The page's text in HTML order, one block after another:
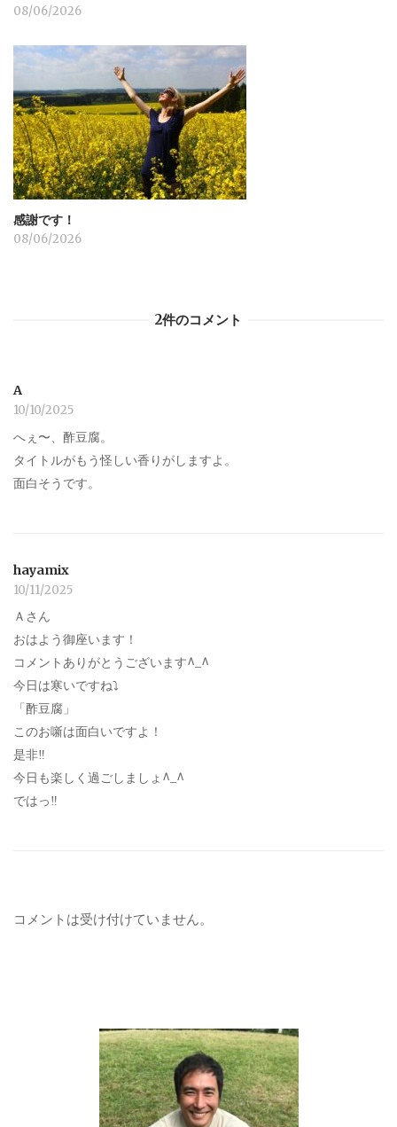
08/06/2026
感謝です！
08/06/2026
2件のコメント
A
10/10/2025
へぇ〜、酢豆腐。
タイトルがもう怪しい香りがしますよ。
面白そうです。
hayamix
10/11/2025
Ａさん
おはよう御座います！
コメントありがとうございます^_^
今日は寒いですね⤵︎
「酢豆腐」
このお噺は面白いですよ！
是非‼︎
今日も楽しく過ごしましょ^_^
ではっ‼︎
コメントは受け付けていません。